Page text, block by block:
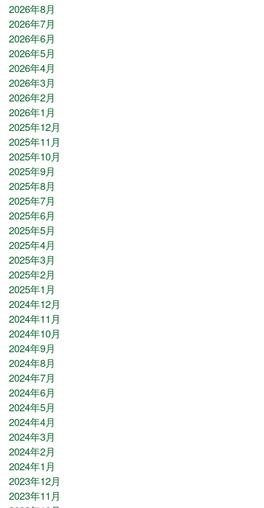
2026年8月
2026年7月
2026年6月
2026年5月
2026年4月
2026年3月
2026年2月
2026年1月
2025年12月
2025年11月
2025年10月
2025年9月
2025年8月
2025年7月
2025年6月
2025年5月
2025年4月
2025年3月
2025年2月
2025年1月
2024年12月
2024年11月
2024年10月
2024年9月
2024年8月
2024年7月
2024年6月
2024年5月
2024年4月
2024年3月
2024年2月
2024年1月
2023年12月
2023年11月